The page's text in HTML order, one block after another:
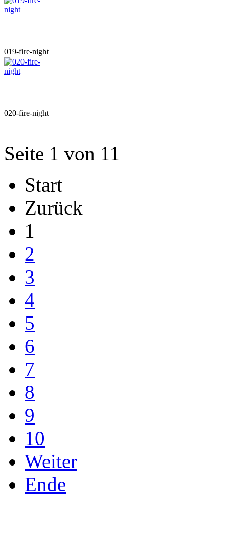
019-fire-night
020-fire-night
Seite 1 von 11
Start
Zurück
1
2
3
4
5
6
7
8
9
10
Weiter
Ende